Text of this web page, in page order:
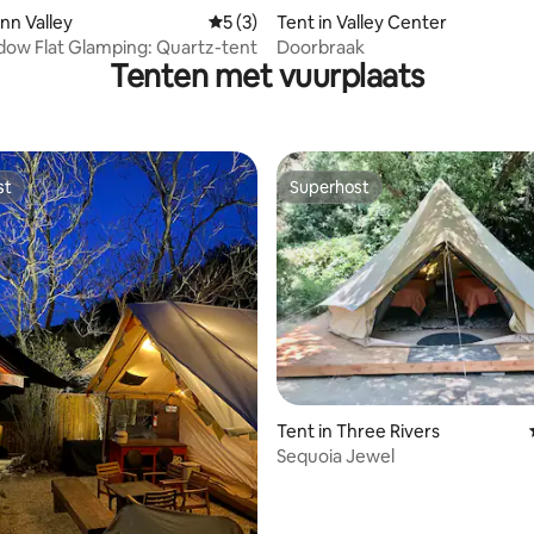
van 5 uit 5, 24 recensies
Valley Gemiddelde beoordeling van 5 uit 5, 3
5 (3)
Flat Glamping: Quartz-tent
Tent in Valley Center
Doorbraak
Tenten met vuurplaats
Superhost
Superhost
Tent in Three Rivers
Sequoia Jewel